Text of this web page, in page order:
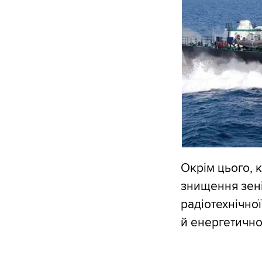
Окрім цього,
знищення
й